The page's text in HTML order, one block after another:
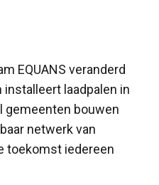
EQUANS veranderd
installeert laadpalen in
gemeenten bouwen
netwerk van
toekomst iedereen